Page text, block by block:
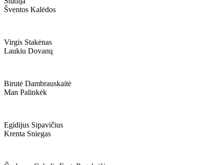
Šventos Kalėdos
Virgis Stakėnas
Laukiu Dovanų
Birutė Dambrauskaitė
Man Palinkėk
Egidijus Sipavičius
Krenta Sniegas